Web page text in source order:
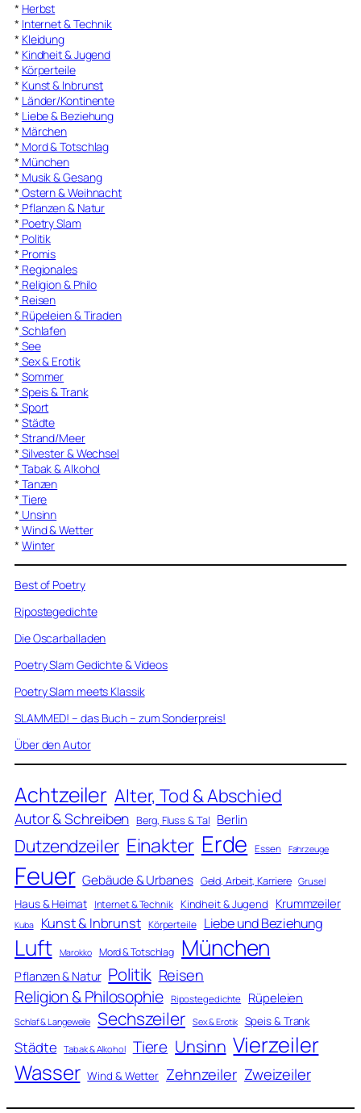
* Herbst
* Internet & Technik
* Kleidung
* Kindheit & Jugend
* Körperteile
* Kunst & Inbrunst
* Länder/Kontinente
* Liebe & Beziehung
* Märchen
* Mord & Totschlag
* München
* Musik & Gesang
* Ostern & Weihnacht
* Pflanzen & Natur
* Poetry Slam
* Politik
* Promis
* Regionales
* Religion & Philo
* Reisen
* Rüpeleien & Tiraden
* Schlafen
* See
* Sex & Erotik
* Sommer
* Speis & Trank
* Sport
* Städte
* Strand/Meer
* Silvester & Wechsel
* Tabak & Alkohol
* Tanzen
* Tiere
* Unsinn
* Wind & Wetter
* Winter
Best of Poetry
Ripostegedichte
Die Oscarballaden
Poetry Slam Gedichte & Videos
Poetry Slam meets Klassik
SLAMMED! – das Buch – zum Sonderpreis!
Über den Autor
Achtzeiler Alter, Tod & Abschied
Autor & Schreiben Berg, Fluss & Tal Berlin
Dutzendzeiler Einakter Erde Essen Fahrzeuge
Feuer Gebäude & Urbanes Geld, Arbeit, Karriere Grusel
Haus & Heimat Internet & Technik Kindheit & Jugend Krummzeiler
Kuba Kunst & Inbrunst Körperteile Liebe und Beziehung
Luft Marokko Mord & Totschlag München
Pflanzen & Natur Politik Reisen
Religion & Philosophie Ripostegedichte Rüpeleien
Schlaf & Langeweile Sechszeiler Sex & Erotik Speis & Trank
Städte Tabak & Alkohol Tiere Unsinn Vierzeiler
Wasser Wind & Wetter Zehnzeiler Zweizeiler